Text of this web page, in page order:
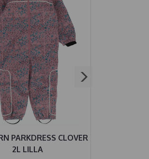
PARKDRESS CLOVER
2L LILLA